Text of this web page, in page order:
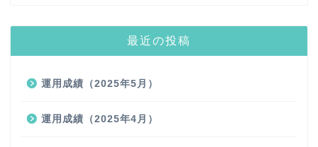
最近の投稿
運用成績（2025年5月）
運用成績（2025年4月）